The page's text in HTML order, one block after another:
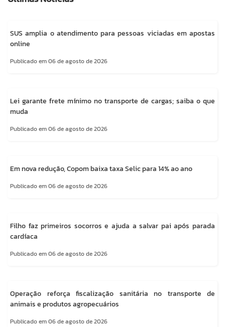
SUS amplia o atendimento para pessoas viciadas em apostas
online
Publicado em 06 de agosto de 2026
Lei garante frete mínimo no transporte de cargas; saiba o que
muda
Publicado em 06 de agosto de 2026
Em nova redução, Copom baixa taxa Selic para 14% ao ano
Publicado em 06 de agosto de 2026
Filho faz primeiros socorros e ajuda a salvar pai após parada
cardíaca
Publicado em 06 de agosto de 2026
Operação reforça fiscalização sanitária no transporte de
animais e produtos agropecuários
Publicado em 06 de agosto de 2026